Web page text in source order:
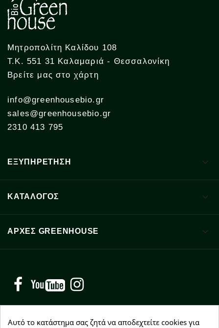
Μητροπολίτη Καλίδου 108
Τ.Κ. 551 31 Καλαμαριά - Θεσσαλονίκη
Βρείτε μας στο χάρτη
info@greenhousebio.gr
sales@greenhousebio.gr
2310 413 795
ΕΞΥΠΗΡΕΤΗΣΗ 
ΚΑΤΑΛΟΓΟΣ 
ΑΡΧΈΣ GREENHOUSE 
Facebook YouTube
Αυτό το κατάστημα σας ζητά να αποδεχτείτε cookies για